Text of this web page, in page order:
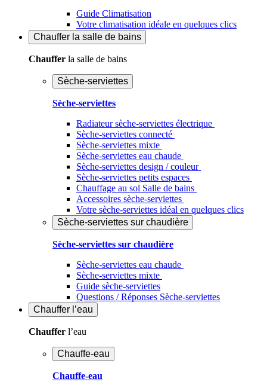
Guide Climatisation
Votre climatisation idéale en quelques clics
Chauffer la salle de bains
Chauffer la salle de bains
Sèche-serviettes
Sèche-serviettes
Radiateur sèche-serviettes électrique
Sèche-serviettes connecté
Sèche-serviettes mixte
Sèche-serviettes eau chaude
Sèche-serviettes design / couleur
Sèche-serviettes petits espaces
Chauffage au sol Salle de bains
Accessoires sèche-serviettes
Votre sèche-serviettes idéal en quelques clics
Sèche-serviettes sur chaudière
Sèche-serviettes sur chaudière
Sèche-serviettes eau chaude
Sèche-serviettes mixte
Guide sèche-serviettes
Questions / Réponses Sèche-serviettes
Chauffer l’eau
Chauffer l’eau
Chauffe-eau
Chauffe-eau